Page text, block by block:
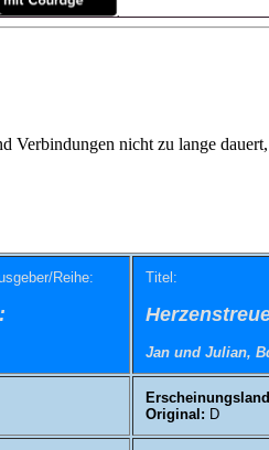
Verbindungen nicht zu lange
Reihe: Titel:
Jan und Julian,
Erscheinungsland
Original: D